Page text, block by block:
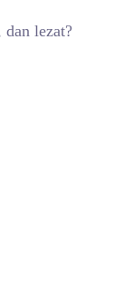
dan lezat?